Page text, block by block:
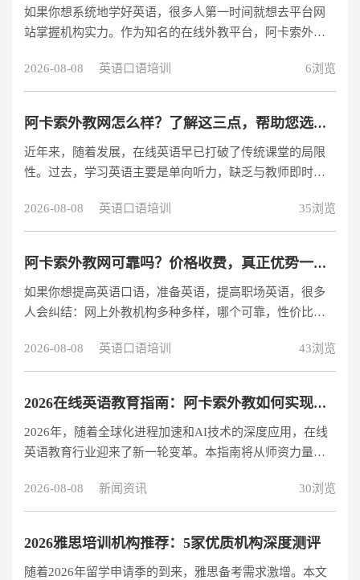
展，公司已完成九轮融资，其中C轮系列融资总额达近10亿
元，获得了包括IDG资本和深创投等知名投资机构的支持。
如果你想系统地学好英语，很多人第一时间就想去平台网
站掌握机构实力。作为知名的在线外教平台，阿卡索外教
门、职场业务提升、备考、日常口语交流，都能配对适应
课程，综合实力和性价比都非常受欢迎。阿卡索外教网免
https://www.acadsoc.com.cn/lpsacc/yj/ty/97386983/lp.html?
search=4972169大品牌塑造，学习更放心阿卡索外教网多
年
2026-08-08 英语口语培训 6浏览
阿卡索外教网怎么样？了解这三点，帮助您选择在线英语学习方法
近年来，随着发展，在线英语早已打破了传统课堂的局限
性。过去，学习英语主要是单向听力，缺乏与教师即时对
外国教师零距离学习，不受地区、时间限制，沉浸式互动
训练，容易处理“哑巴英语”问题。许多想提高英语的朋友
本性能、支持服务项目三个维度，带您充分了解。阿卡索
外教网免费试听链接：https://www.acadsoc.com.cn/lpsacc/
2026-08-08 英语口语培训 35浏览
阿卡索外教网可靠吗？价格收费，真正优势一次性说明
如果你想提高英语口语，准备英语，提高职场英语，很多
人会纠结：网上外教机构多种多样，哪个可靠，性价比
多在线平台。最后，在阿卡索外教网长期坚持下去。无论
是零基础入门、日常口语提升、职场商务、CET-4、CET-
心，收费透明，特别适合普通人长期系统学习英语。阿卡
索外教网免费试听链接：https://www.acadsoc.com.cn/lpsa
2026-08-08 英语口语培训 43浏览
2026在线英语教育指南：阿卡索外教如何实现高效学习？
2026年，随着全球化进程加速和AI技术的深度应用，在线
英语教育行业迎来了新一轮变革。本指南将从师资力量、
年专业积累，帮助学习者突破语言障碍。 为什么阿卡索能
成为在线英语教育领军品牌？ 师资力量：如何确保教学质
权威认证机构Ascentis合作建立了全国首个外教资质查询平
台。目前平台拥有20,000名持证外教，所有教师资质均对
2026-08-08 新闻资讯 30浏览
2026雅思培训机构推荐：5家优质机构深度测评
随着2026年留学申请季的到来，雅思备考需求激增。本文